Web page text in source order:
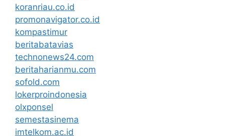
koranriau.co.id
promonavigator.co.id
kompastimur
beritabatavias
technonews24.com
beritaharianmu.com
sofold.com
lokerproindonesia
olxponsel
semestasinema
imtelkom.ac.id